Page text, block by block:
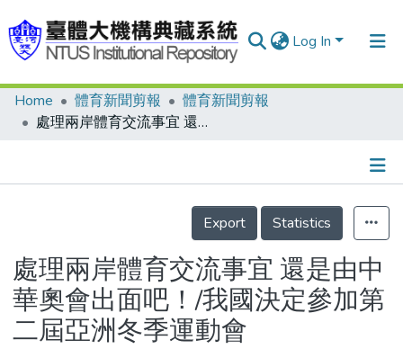
Log In
Communities & Collections
Statistics
Home 體育新聞剪報
體育新聞剪報
處理兩岸體育交流事宜 還是由中華奧會出面吧！/我國決定參加第二屆亞洲冬季運動會
Details
Export
Statistics
處理兩岸體育交流事宜 還是由中
華奧會出面吧！/我國決定參加第
二屆亞洲冬季運動會